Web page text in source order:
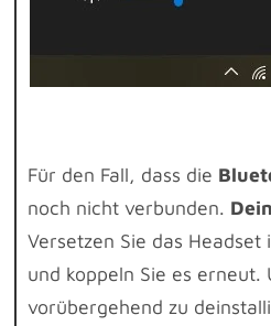
Für den Fall, dass die
noch nicht verbunden.
Versetzen Sie das
und koppeln Sie es erneut.
vorübergehend zu